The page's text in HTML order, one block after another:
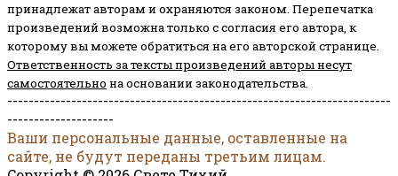
принадлежат авторам и охраняются законом. Перепечатка
произведений возможна только с согласия его автора, к
которому вы можете обратиться на его авторской странице.
Ответственность за тексты произведений авторы несут
самостоятельно на основании законодательства.
------------------------------------------------------------------------
--------------------
Ваши персональные данные, оставленные на
сайте, не будут переданы третьим лицам.